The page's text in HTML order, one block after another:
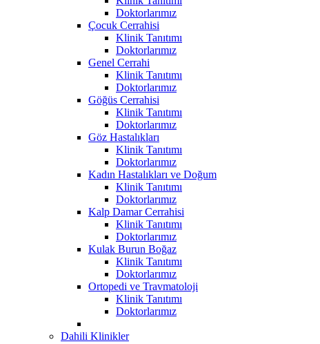
Doktorlarımız
Çocuk Cerrahisi
Klinik Tanıtımı
Doktorlarımız
Genel Cerrahi
Klinik Tanıtımı
Doktorlarımız
Göğüs Cerrahisi
Klinik Tanıtımı
Doktorlarımız
Göz Hastalıkları
Klinik Tanıtımı
Doktorlarımız
Kadın Hastalıkları ve Doğum
Klinik Tanıtımı
Doktorlarımız
Kalp Damar Cerrahisi
Klinik Tanıtımı
Doktorlarımız
Kulak Burun Boğaz
Klinik Tanıtımı
Doktorlarımız
Ortopedi ve Travmatoloji
Klinik Tanıtımı
Doktorlarımız
Dahili Klinikler